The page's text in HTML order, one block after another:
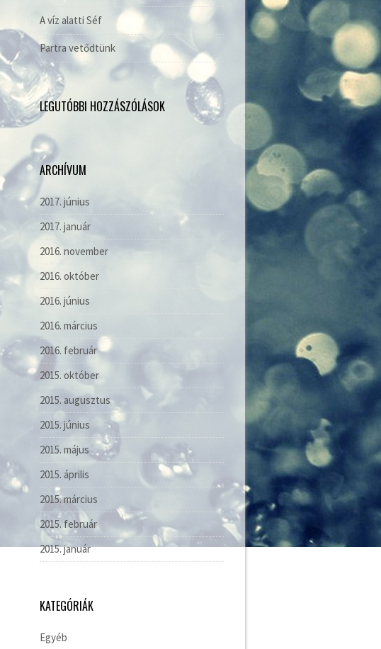
A víz alatti Séf
Partra vetődtünk
LEGUTÓBBI HOZZÁSZÓLÁSOK
ARCHÍVUM
2017. június
2017. január
2016. november
2016. október
2016. június
2016. március
2016. február
2015. október
2015. augusztus
2015. június
2015. május
2015. április
2015. március
2015. február
2015. január
KATEGÓRIÁK
Egyéb